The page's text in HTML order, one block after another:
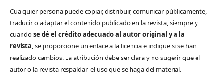
Cualquier persona puede copiar, distribuir, comunicar públicamente,
traducir o adaptar el contenido publicado en la revista, siempre y
cuandose dé el crédito adecuado al autor original y a la
revista, se proporcione un enlace a la licencia e indique si se han
realizado cambios. La atribución debe ser clara y no sugerir que el
autor o la revista respaldan el uso que se haga del material.